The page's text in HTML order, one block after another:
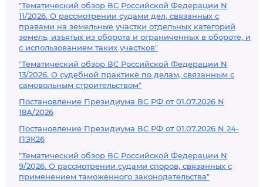
"Тематический обзор ВС Российской Федерации N
11/2026. О рассмотрении судами дел, связанных с
правами на земельные участки отдельных категорий
земель, изъятых из оборота и ограниченных в обороте, и
с использованием таких участков"
"Тематический обзор ВС Российской Федерации N
13/2026. О судебной практике по делам, связанным с
самовольным строительством"
Постановление Президиума ВС РФ от 01.07.2026 N
18А/2026
Постановление Президиума ВС РФ от 01.07.2026 N 24-
ПЭК26
"Тематический обзор ВС Российской Федерации N
9/2026. О рассмотрении судами споров, связанных с
применением таможенного законодательства"